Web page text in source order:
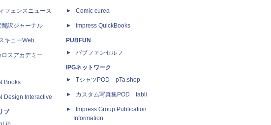
フェンスニュース
翻訳ジャーナル
キューWeb
ロスアカデミー
Books
Design Interactive
ブ
Comic curea
impress QuickBooks
PUBFUN
パブファンセルフ
IPGネットワーク
TシャツPOD pTa.shop
カスタム写真集POD fabli
Impress Group Publication
Information